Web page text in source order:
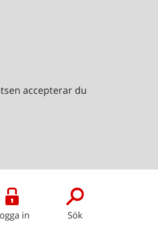
accepterar du
in Sök